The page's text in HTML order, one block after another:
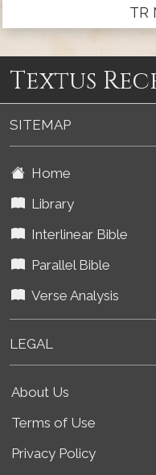
TR
Textus
SITEMAP
Home
Library
Interlinear Bible
Parallel Bible
Verse Analysis
LEGAL
About Us
Terms of Use
Privacy Policy